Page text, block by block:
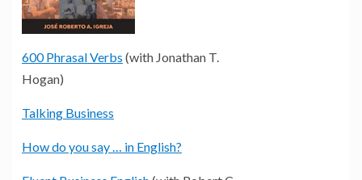
600 Phrasal Verbs (with Jonathan T.
Hogan)
Talking Business
How do you say … in English?